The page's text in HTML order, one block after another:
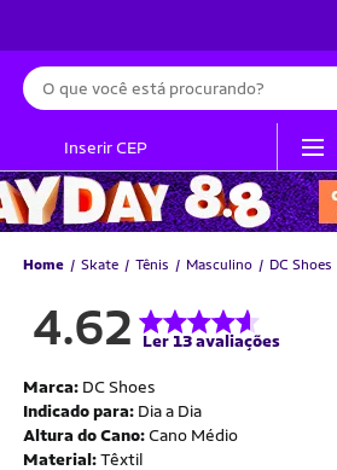
Busca
Inserir CEP
Home Skate Tênis Masculino DC Shoes
4.62 Ler 13 avaliações
Marca: DC Shoes
Indicado para: Dia a Dia
Altura do Cano: Cano Médio
Material:Têxtil